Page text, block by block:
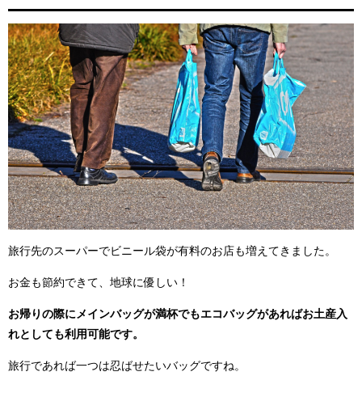
旅行先のスーパーでビニール袋が有料のお店も増えてきました。
お金も節約できて、地球に優しい！
お帰りの際にメインバッグが満杯でもエコバッグがあればお土産入
れとしても利用可能です。
旅行であれば一つは忍ばせたいバッグですね。